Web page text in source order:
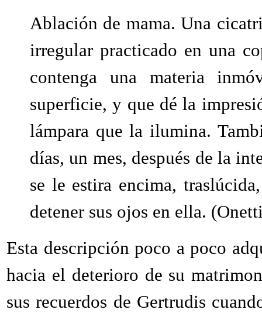
Ablación de mama. Una
irregular practicado en una
contenga una materia
superficie, y que dé la
lámpara que la ilumina.
días, un mes, después de la
se le estira encima,
detener sus ojos en ella.
Esta descripción poco a poco
hacia el deterioro de su
sus recuerdos de Gertrudis